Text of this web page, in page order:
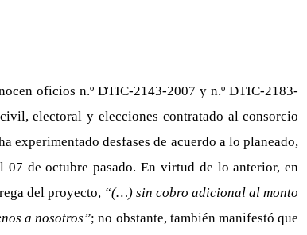
oficios n.º DTIC-2143-2007 y n.º DTIC-2183-
electoral y elecciones contratado al consorcio
experimentado desfases de acuerdo a lo planeado,
de octubre pasado. En virtud de lo anterior, en
del proyecto, “(…) sin cobro adicional al monto
a nosotros”; no obstante, también manifestó que